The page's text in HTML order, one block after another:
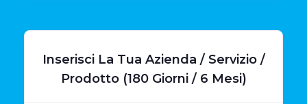
Inserisci La Tua Azienda / Servizio /
Prodotto (180 Giorni / 6 Mesi)